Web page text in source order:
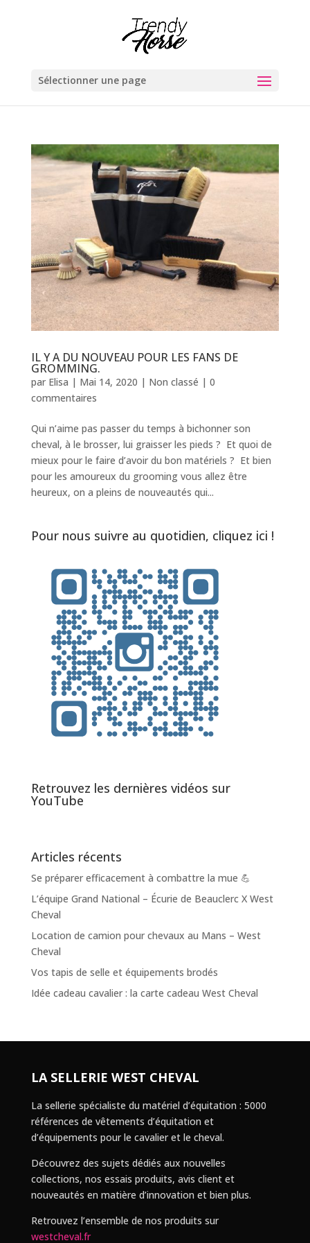
Sélectionner une page
IL Y A DU NOUVEAU POUR LES FANS DE
GROMMING.
par Elisa | Mai 14, 2020 | Non classé | 0
commentaires
Qui n’aime pas passer du temps à bichonner son
cheval, à le brosser, lui graisser les pieds ? Et quoi de
mieux pour le faire d’avoir du bon matériels ? Et bien
pour les amoureux du grooming vous allez être
heureux, on a pleins de nouveautés qui...
Pour nous suivre au quotidien, cliquez ici !
Retrouvez les dernières vidéos sur
YouTube
Articles récents
Se préparer efficacement à combattre la mue 💪
L’équipe Grand National – Écurie de Beauclerc X West
Cheval
Location de camion pour chevaux au Mans – West
Cheval
Vos tapis de selle et équipements brodés
Idée cadeau cavalier : la carte cadeau West Cheval
LA SELLERIE WEST CHEVAL
La sellerie spécialiste du matériel d’équitation : 5000
références de vêtements d’équitation et
d’équipements pour le cavalier et le cheval.
Découvrez des sujets dédiés aux nouvelles
collections, nos essais produits, avis client et
nouveautés en matière d’innovation et bien plus.
Retrouvez l’ensemble de nos produits sur
westcheval.fr